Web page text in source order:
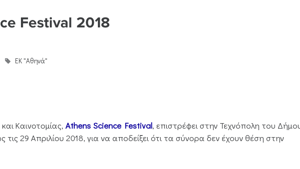
Festival 2018
ΕΚ "Αθηνά"
Καινοτομίας, Athens Science Festival, επιστρέφει στην Τεχνόπολη του
29 Απριλίου 2018, για να αποδείξει ότι τα σύνορα δεν έχουν θέση στην